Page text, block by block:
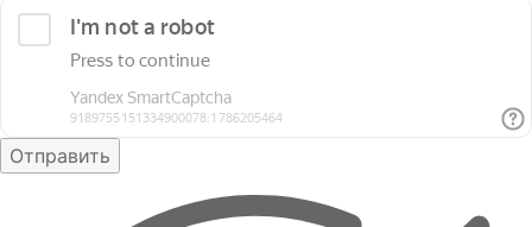
Отправить